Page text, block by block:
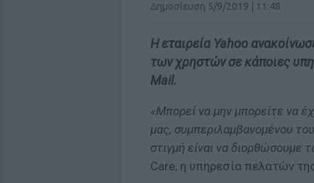
Δημοσίευση 5/9/2019 | 11:48
Η εταιρεία Yahoo
των χρηστών σε κάποιες
Mail.
«Μπορεί να μην μπορείτε να
μας, συμπεριλαμβανομένου
στιγμή είναι να διορθώσουμε
Care, η υπηρεσία πελατών